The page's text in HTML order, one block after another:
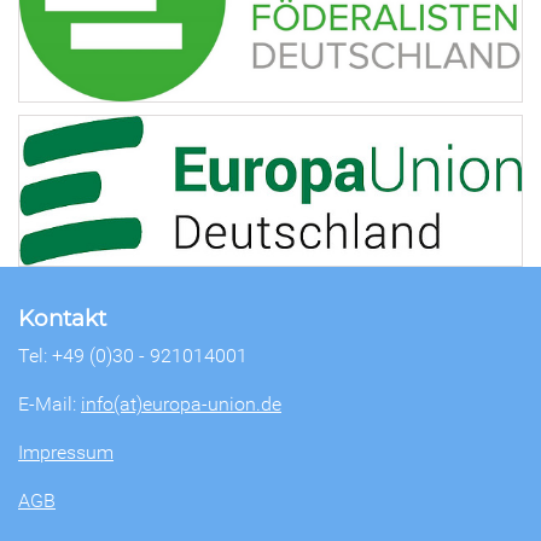
Kontakt
Tel: +49 (0)30 - 921014001
E-Mail: info(at)europa-union.de
Impressum
AGB